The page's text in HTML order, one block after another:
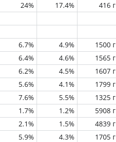
24% 17.4%
416 г
6.7% 4.9%
1500 г
6.4% 4.6%
1565 г
6.2% 4.5%
1607 г
5.6% 4.1%
1799 г
7.6% 5.5%
1325 г
1.7% 1.2%
5908 г
2.1% 1.5%
4839 г
5.9% 4.3%
1705 г